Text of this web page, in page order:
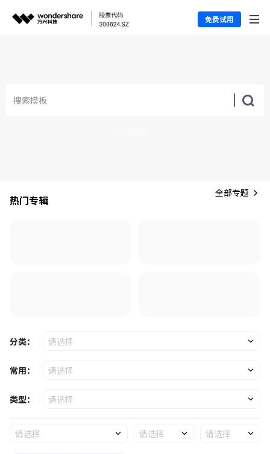
免费试用
热门专辑
全部专题
分类： 请选择
常用： 请选择
类型： 请选择
请选择 请选择 请选择